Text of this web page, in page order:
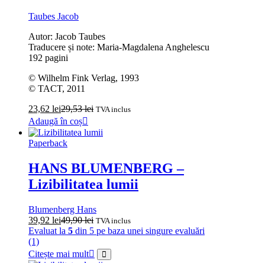
Taubes Jacob
Autor: Jacob Taubes
Traducere și note: Maria-Magdalena Anghelescu
192 pagini
© Wilhelm Fink Verlag, 1993
© TACT, 2011
23,62 lei29,53lei TVA inclus
Adaugă în coș
Paperback
HANS BLUMENBERG –
Lizibilitatea lumii
Blumenberg Hans
39,92 lei49,90lei TVA inclus
Evaluat la 5 din 5 pe baza unei singure evaluări
(1)
Citește mai mult